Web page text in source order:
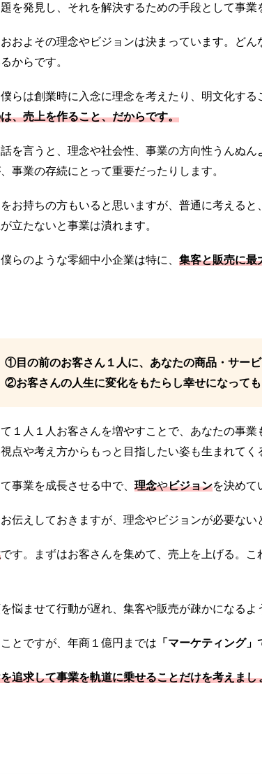
を発見し、それを解決するための手段として事業
およその理念やビジョンは決まっています。ど
からです。
らは創業時に入念に理念を考えたり、明文化する
、売上を作ること、だからです。
を言うと、理念や社会性、事業の方向性うんぬ
事業の存続にとって重要だったりします。
お持ちの方もいると思いますが、普通に考えると
立たないと事業は潰れます。
らのような零細中小企業は特に、 集客と販売に最
①目の前のお客さん１人に、あなたの商品・サービ
②お客さんの人生に変化をもたらし幸せになっても
１人１人お客さんを増やすことで、あなたの事
点や考え方からもっと目指したい姿も生まれてく
事業を成長させる中で、 理念やビジョンを決めて
伝えしておきますが、理念やビジョンが必要ない
です。まずはお客さんを集めて、売上を上げる。
悩ませて行動が遅れ、集客や販売が疎かになるよ
とですが、年商１億円までは 「マーケティング」
追求して事業を軌道に乗せることだけを考えまし